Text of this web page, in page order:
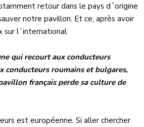
retour dans le pays d´origine
notre pavillon. Et ce, après avoir
sur l´international.
qui recourt aux conducteurs
conducteurs roumains et bulgares,
français perde sa culture de
est européenne. Si aller chercher